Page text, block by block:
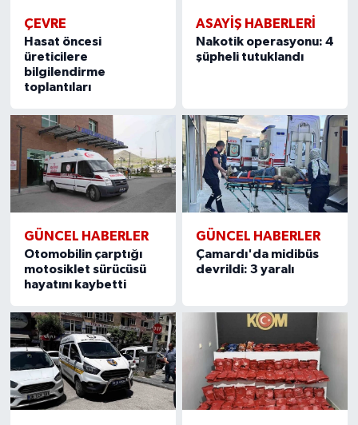
ÇEVRE
Hasat öncesi
üreticilere
bilgilendirme
toplantıları
ASAYİŞ HABERLERİ
Nakotik operasyonu: 4
şüpheli tutuklandı
GÜNCEL HABERLER
Otomobilin çarptığı
motosiklet sürücüsü
hayatını kaybetti
GÜNCEL HABERLER
Çamardı'da midibüs
devrildi: 3 yaralı